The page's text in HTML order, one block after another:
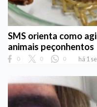
SMS orienta como
animais peçonhentos
0 0 0 há 1